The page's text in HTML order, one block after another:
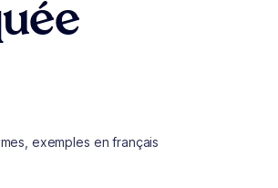
exemples en français